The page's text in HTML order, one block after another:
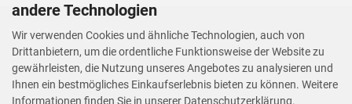
Ihre Meinung zählt
Vorwerk Ersatzteile
Wenn Ihnen der Service der StaubsaugerManufaktur gefallen hat,
bewerten Sie uns bitte bei Trustedshops.de
andere Technologien
Wir verwenden Cookies und ähnliche Technologien, auch von
Drittanbietern, um die ordentliche Funktionsweise der Website zu
gewährleisten, die Nutzung unseres Angebotes zu analysieren und
Ihnen ein bestmögliches Einkaufserlebnis bieten zu können. Weitere
Informationen finden Sie in unserer Datenschutzerklärung.